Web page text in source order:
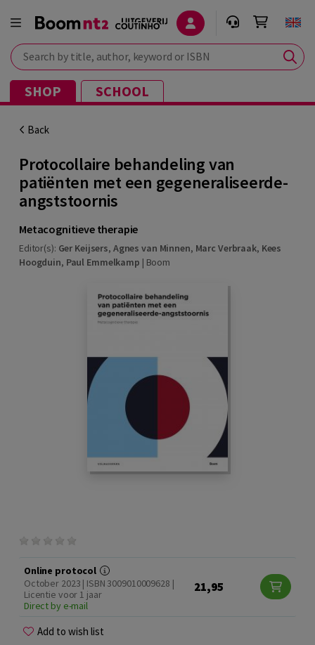
Search by title, author, keyword or ISBN
SHOP SCHOOL
Back
Protocollaire behandeling van
patiënten met een gegeneraliseerde-
angststoornis
Metacognitieve therapie
Editor(s): Ger Keijsers, Agnes van Minnen, Marc Verbraak, Kees
Hoogduin, Paul Emmelkamp | Boom
Online protocol
October 2023 | ISBN 3009010009628 |
Licentie voor 1 jaar
Direct by e-mail
21,95
Add to wish list